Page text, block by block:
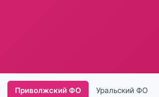
Приволжский ФО Уральский ФО